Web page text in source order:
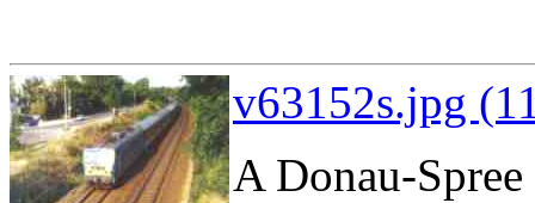
v63152s.jpg
A Donau-